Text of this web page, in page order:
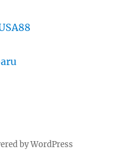
by WordPress